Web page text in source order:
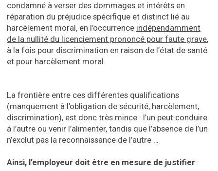
condamné à verser des dommages et intérêts en
réparation du préjudice spécifique et distinct lié au
harcèlement moral, en l’occurrence indépendamment
de la nullité du licenciement prononcé pour faute grave,
à la fois pour discrimination en raison de l’état de santé
et pour harcèlement moral.
La frontière entre ces différentes qualifications
(manquement à l’obligation de sécurité, harcèlement,
discrimination), est donc très mince : l’un peut conduire
à l’autre ou venir l’alimenter, tandis que l’absence de l’un
n’exclut pas la reconnaissance de l’autre …
Ainsi, l’employeur doit être en mesure de justifier :